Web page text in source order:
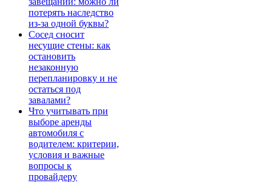
потерять наследство
из-за одной буквы?
Сосед сносит
несущие стены: как
остановить
незаконную
перепланировку и не
остаться под
завалами?
Что учитывать при
выборе аренды
автомобиля с
водителем: критерии,
условия и важные
вопросы к
провайдеру